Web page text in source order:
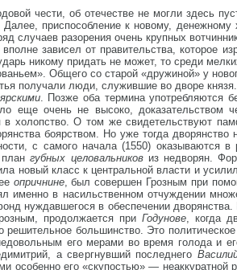
чести, об отечестве не могли здесь
Далее, приспособление к новому,
случаев разорения очень крупных
зависел от правительства, которое
никому придать не может, то среди
Общего со старой «дружиной» у
получали люди, служившие во дворе
. Позже оба термина употребляются
еще очень не высоко, доказательством
в холопство. О том же свидетельствуют
боярством. Но уже тогда дворянство
с самого начала (1550) оказываются
плангубных целовальников из недворян.
новый класс к центральной власти и
опричнине, был совершен Грозным при
именно в насильственном отчуждении
нуждавшегося в обеспечении
продолжается при Годунове, когда
большинство. Это
его мерами во время голода и
а свергнувший последнего
особенно его «скупостью» — неаккуратной